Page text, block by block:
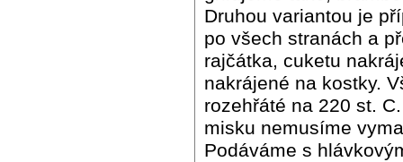
Druhou variantou je
po všech stranách a
rajčátka, cuketu
nakrájené na kostky.
rozehřáté na 220 st.
misku nemusíme
Podáváme s